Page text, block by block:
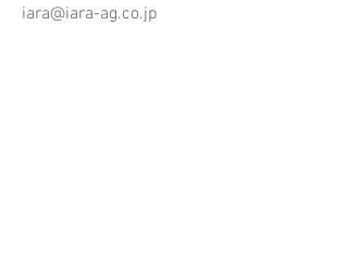
iara@iara-ag.co.jp